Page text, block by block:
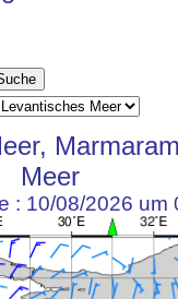
Meer
: 10/08/2026 um